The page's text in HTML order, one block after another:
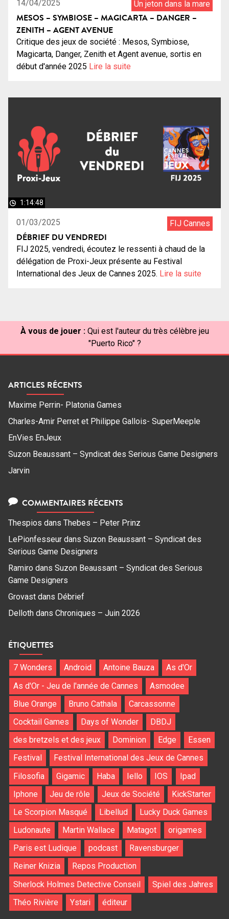
14/04/2025 Un jeton dans la mare
MESOS – SYMBIOSE – MAGICARTA – DANGER –
ZENITH – AGENT AVENUE
Critique des jeux de société : Mesos, Symbiose,
Magicarta, Danger, Zenith et Agent avenue, sortis en
début d'année 2025 Lire la suite
1:14:48
01/03/2025 FIJ Cannes
DÉBRIEF DU VENDREDI
FIJ 2025, vendredi, écoutez le ressenti à chaud de la
délégation de Proxi-Jeux présente au Festival
International des Jeux de Cannes 2025. Lire la suite
À vous de jouer : Qui est l'auteur du très célèbre jeu
"Puerto Rico" ?
ARTICLES RÉCENTS
Maxime Perrin- Platonia Games
Charles-Amir Perret et Philippe Gallois- SuperMeeple
EnVies EnJeux
Suzon Beaussant – Syndicat des Serious Game Designers
Jarvin
COMMENTAIRES RÉCENTS
Thespios dans Thebes – Peter Prinz
LePionfesseur dans Suzon Beaussant – Syndicat des
Serious Game Designers
Ramiro dans Suzon Beaussant – Syndicat des Serious
Game Designers
Grovast dans Débrief
Delloth dans Chroniques – Juin 2026
ÉTIQUETTES
7 Wonders Android Antoine Bauza
As d'Or
As d'Or - Jeu de l'année de Cannes
Asmodee
Blue Orange
Bruno Cathala
Carcassonne
Cocktail Games
Days of Wonder
DBDJ
des bretzels et des jeux
Dominion Edge
Essen
Festival
Festival International des Jeux de Cannes
Filosofia
Gigamic Haba Iello IOS
Ipad
Iphone
Jeu de rôle Jeux de Société
KickStarter
Le Scorpion Masqué
Libellud
Lucky Duck Games
Ludonaute
Martin Wallace Matagot
origames
Paris est Ludique
podcast
Ravensburger
Reiner Knizia
Repos Production
Sherlock Holmes Detective Conseil
Spiel des Jahres
Théo Rivière
Ystari éditeur